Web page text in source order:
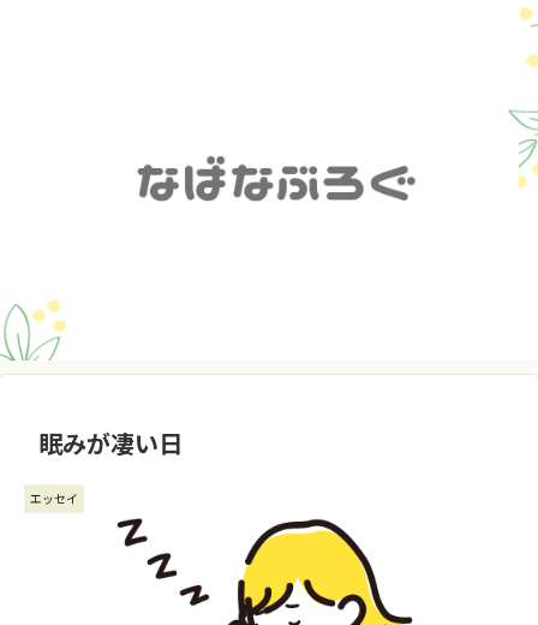
眠みが凄い日
エッセイ